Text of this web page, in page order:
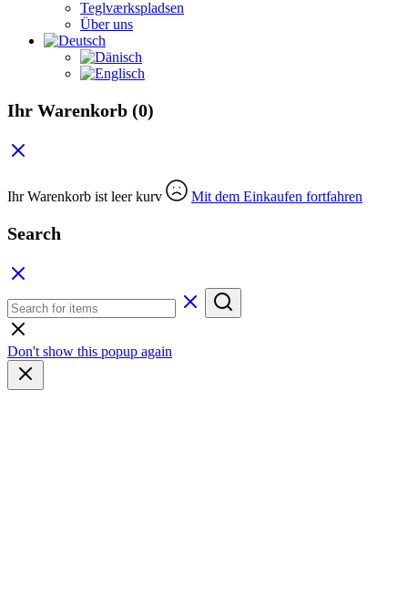
Teglværkspladsen
Über uns
Ihr Warenkorb (0)
Ihr Warenkorb ist leer kurv Mit dem Einkaufen fortfahren
Search
Don't show this popup again